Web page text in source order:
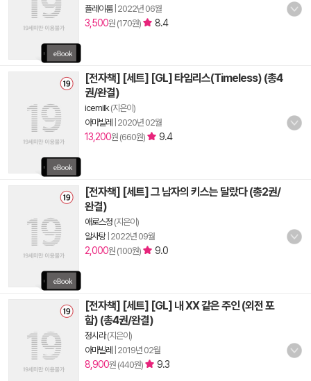
플레이룸| 2022년 06월
3,500원 (170원) 8.4
[전자책] [세트] [GL] 타임리스(Timeless) (총4
권/완결)
icemilk(지은이)
아마빌레
2020년 02월
13,200원 (660원) 9.4
[전자책] [세트] 그 남자의 키스는 달랐다 (총2권/
완결)
애로스정 (지은이)
알사탕| 2022년 09월
2,000원 (100원) 9.0
[전자책] [세트] [GL] 내 XX 같은 주인 (외전 포
함) (총4권/완결)
정시라(지은이)
아마빌레
2019년 02월
8,900원 (440원) 9.3